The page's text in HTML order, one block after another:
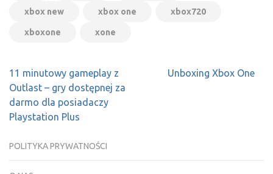
xbox new xbox one xbox720
xboxone xone
Nawigacja
wpisu
11 minutowy gameplay z
Outlast – gry dostępnej za
darmo dla posiadaczy
Playstation Plus
Unboxing Xbox One
POLITYKA PRYWATNOŚCI